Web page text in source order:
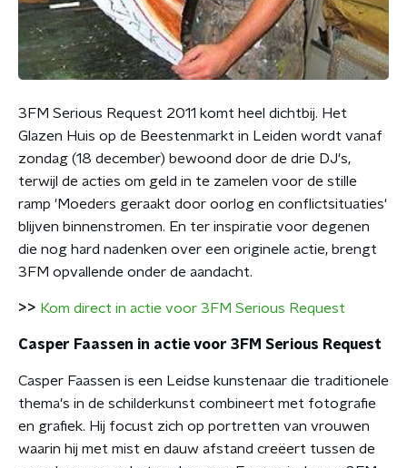
3FM Serious Request 2011 komt heel dichtbij. Het
Glazen Huis op de Beestenmarkt in Leiden wordt vanaf
zondag (18 december) bewoond door de drie DJ's,
terwijl de acties om geld in te zamelen voor de stille
ramp 'Moeders geraakt door oorlog en conflictsituaties'
blijven binnenstromen. En ter inspiratie voor degenen
die nog hard nadenken over een originele actie, brengt
3FM opvallende onder de aandacht.
>> Kom direct in actie voor 3FM Serious Request
Casper Faassen in actie voor 3FM Serious Request
Casper Faassen is een Leidse kunstenaar die traditionele
thema's in de schilderkunst combineert met fotografie
en grafiek. Hij focust zich op portretten van vrouwen
waarin hij met mist en dauw afstand creëert tussen de